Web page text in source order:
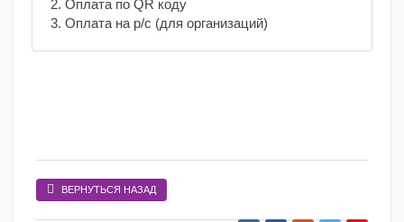
2. Оплата по QR коду
3. Оплата на р/с (для организаций)
ВЕРНУТЬСЯ НАЗАД